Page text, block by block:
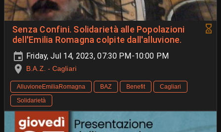
Senza Confini. Solidarietà alle Popolazioni
dell'Emilia Romagna colpite dall'alluvione.
Friday, Jul 14, 2023, 07:30 PM-10:00 PM
B.A.Z. - Cagliari
AlluvioneEmiliaRomagna BAZ Benefit
Cagliari
Solidarietà